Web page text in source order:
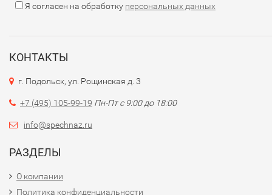
Я согласен на обработку персональных данных
КОНТАКТЫ
г. Подольск, ул. Рощинская д. 3
+7 (495) 105-99-19 Пн-Пт с 9:00 до 18:00
info@spechnaz.ru
РАЗДЕЛЫ
О компании
Политика конфиденциальности